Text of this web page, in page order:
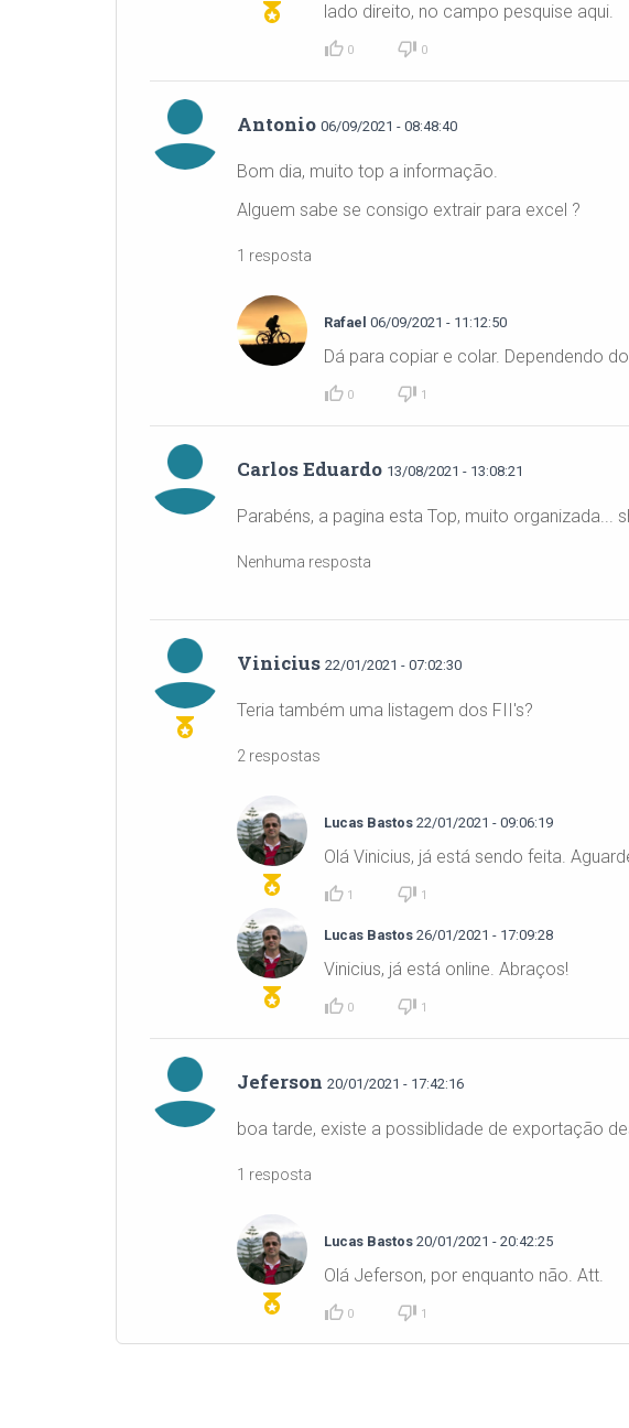
lado direito, no campo pesquise aqui.
0 0
Antonio 06/09/2021 - 08:48:40
Bom dia, muito top a informação.
Alguem sabe se consigo extrair para excel ?
1 resposta
Rafael 06/09/2021 - 11:12:50
Dá para copiar e colar. Dependendo
0 1
Carlos Eduardo 13/08/2021 - 13:08:21
Parabéns, a pagina esta Top, muito organizada...
Nenhuma resposta
Vinicius 22/01/2021 - 07:02:30
Teria também uma listagem dos FII's?
2 respostas
Lucas Bastos 22/01/2021 - 09:06:19
Olá Vinicius, já está sendo feita.
1 1
Lucas Bastos 26/01/2021 - 17:09:28
Vinicius, já está online. Abraços!
0 1
Jeferson 20/01/2021 - 17:42:16
boa tarde, existe a possiblidade de exportação
1 resposta
Lucas Bastos 20/01/2021 - 20:42:25
Olá Jeferson, por enquanto não. Att.
0 1